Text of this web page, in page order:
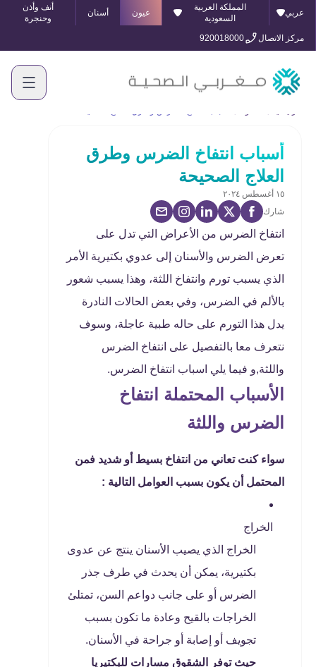
عربي
المملكة العربية
السعودية
عيون أسنان
أنف وأذن
وحنجرة
مركز الاتصال
920018000
أسباب انتفاخ الضرس وطرق
العلاج الصحيحة
١٥ أغسطس ٢٠٢٤
شارك
انتفاخ الضرس من الأعراض التي تدل على
تعرض الضرس والأسنان إلى عدوي بكتيرية الأمر
الذي يسبب تورم وانتفاخ اللثة، وهذا يسبب شعور
بالألم في الضرس، وفي بعض الحالات النادرة
يدل هذا التورم على حاله طبية عاجلة، وسوف
نتعرف معا بالتفصيل على انتفاخ الضرس
واللثة,و فيما يلي اسباب انتفاخ الضرس.
الأسباب المحتملة انتفاخ
الضرس واللثة
سواء كنت تعاني من انتفاخ بسيط أو شديد فمن
المحتمل أن يكون بسبب العوامل التالية :
الخراج
الخراج الذي يصيب الأسنان ينتج عن عدوى
بكتيرية، يمكن أن يحدث في طرف جذر
الضرس أو على جانب دواعم السن، تمتلئ
الخراجات بالقيح وعادة ما تكون بسبب
تجويف أو إصابة أو جراحة في الأسنان.
حيث توفر الشقوق مسارات للبكتيريا